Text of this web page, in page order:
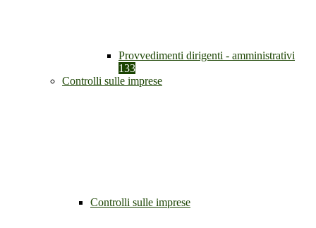
Provvedimenti dirigenti - amministrativi
133
Controlli sulle imprese
Controlli sulle imprese